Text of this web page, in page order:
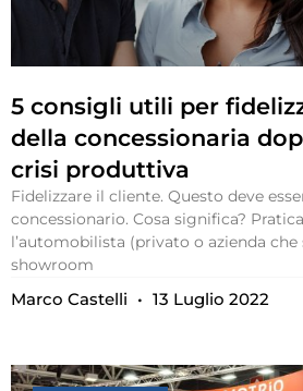
5 consigli utili per
della concessionaria
crisi produttiva
Fidelizzare il cliente. Questo deve
concessionario. Cosa significa?
l’automobilista (privato o azienda che
showroom
Marco Castelli 13 Luglio 2022